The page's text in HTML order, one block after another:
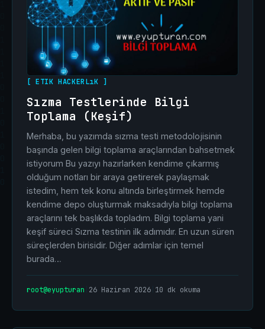
[ ETIK HACKERLıK ]
Sızma Testlerinde Bilgi
Toplama (Keşif)
Merhaba, bu yazımda sızma testi metodolojisinin
başında gelen bilgi toplama araçlarından bahsetmek
istiyorum Bu yazıyı hazırlarken kendime çıkarmış
olduğum notları bir araya getirerek paylaşmak
istedim, hem tek konu altında birleştirmek hemde
kendime depo oluşturmak maksadıyla bilgi toplama
araçlarını tek başlıkda topladım. Bilgi toplama yani
keşif süreci Sızma testinin ilk adımıdır. En uzun süren
süreçlerden birisidir. Diğer adımlar için temel
burada…
root@eyupturan 26 Haziran 2026 10 dk okuma